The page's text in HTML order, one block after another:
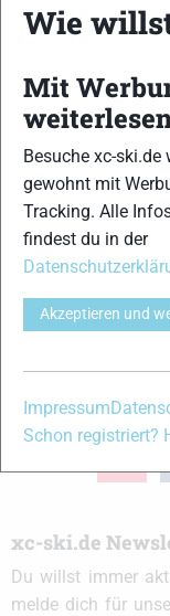
xc-ski.de ist DAS
Kombination,
und allem was du
wissen solltest.
ObSkilanglauf-
immer ein offenes
dasKontaktformular
Partner
xc-ski.de in
xc-ski.de
Du willst immer
melde dich für
Wie
Mit
Besuche xc-ski.de
gewohnt mit
Tracking. Alle
findest du in der
Akzeptieren und
Impressum
Schon registriert?